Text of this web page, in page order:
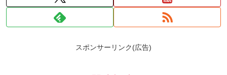
スポンサーリンク(広告)